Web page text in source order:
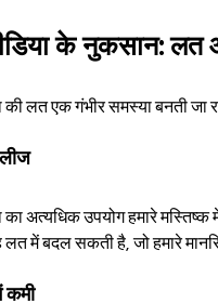
के नुकसान: लत
की लत एक गंभीर समस्या बनती जा
का अत्यधिक उपयोग हमारे
में बदल सकती है, जो हमारे
कमी